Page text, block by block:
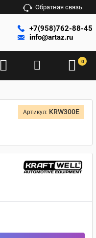
Обратная связь
+7(958)762-88-45
info@artaz.ru
0
Артикул: KRW300E